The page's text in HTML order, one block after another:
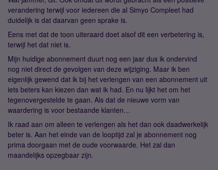
verandering terwijl voor iedereen die al Simyo Compleet had
duidelijk is dat daarvan geen sprake is.
Eens met dat de toon uiteraard doet alsof dit een verbetering is,
terwijl het dat niet is.
Mijn huidige abonnement duurt nog een jaar dus ik ondervind
nog niet direct de gevolgen van deze wijziging. Maar ik ben
eigenlijk gewend dat ik bij het verlengen van een abonnement uit
iets beters kan kiezen dan wat ik had. En nu lijkt het om het
tegenovergestelde te gaan. Als dat de nieuwe vorm van
waardering is voor bestaande klanten…
Ik raad aan om alleen te verlengen als het dan ook daadwerkelijk
beter is. Aan het einde van de looptijd zal je abonnement nog
prima doorgaan met de oude voorwaarde. Het zal dan
maandelijks opzegbaar zijn.